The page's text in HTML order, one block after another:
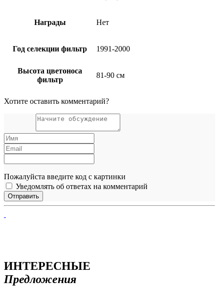
Награды Нет
Год селекции фильтр 1991-2000
Высота цветоноса
фильтр
81-90 см
Хотите оставить комментарий?
Пожалуйста введите код с картинки
Уведомлять об ответах на комментарий
ИНТЕРЕСНЫЕ
Предложения